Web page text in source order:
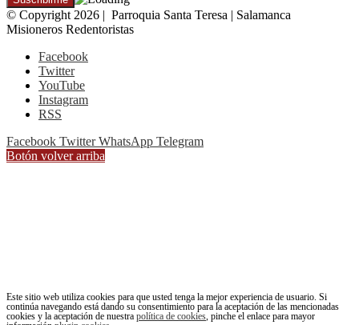
© Copyright 2026 | Parroquia Santa Teresa | Salamanca
Misioneros Redentoristas
Facebook
Twitter
YouTube
Instagram
RSS
Facebook Twitter WhatsApp Telegram
Botón volver arriba
Este sitio web utiliza cookies para que usted tenga la mejor experiencia de usuario. Si
continúa navegando está dando su consentimiento para la aceptación de las mencionadas
cookies y la aceptación de nuestra política de cookies, pinche el enlace para mayor